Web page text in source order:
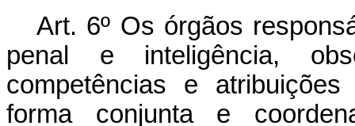
Art. 6º Os órgãos
penal e inteligência,
competências e
forma conjunta e